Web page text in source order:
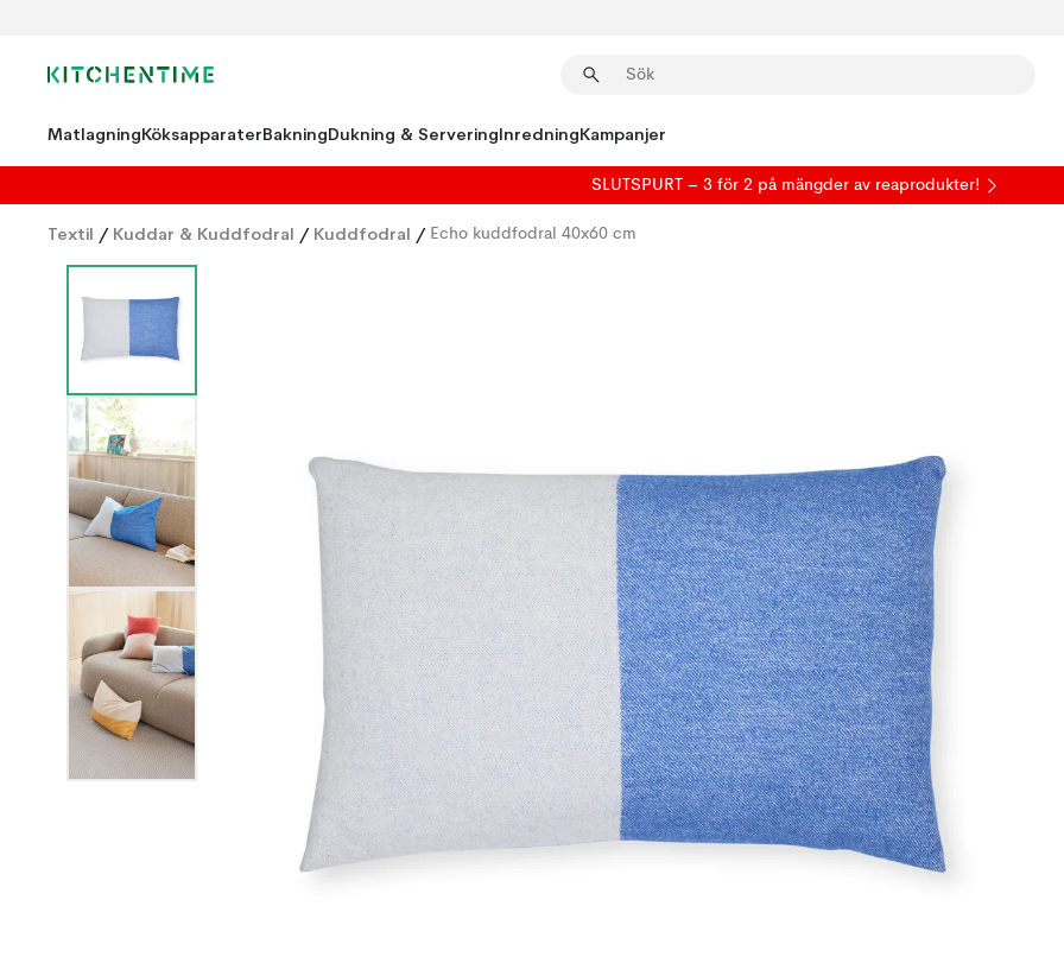
MatlagningKöksapparaterBakningDukning & ServeringInredningKampanjer
SLUTSPURT – 3 för 2 på mängder av reaprodukter!
Textil / Kuddar & Kuddfodral / Kuddfodral / Echo kuddfodral 40x60 cm